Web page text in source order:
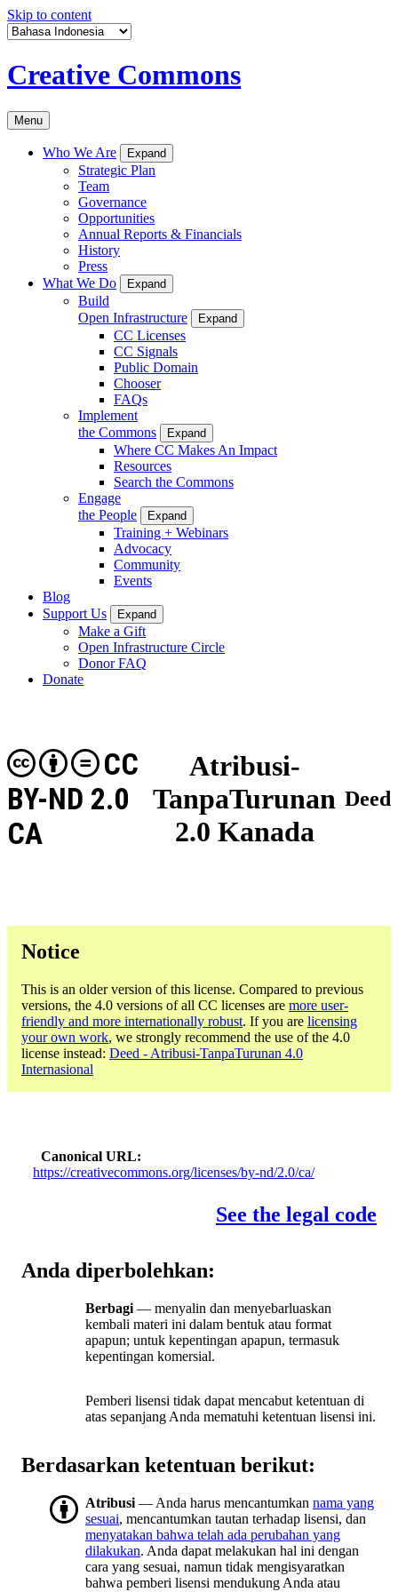
Skip to content
Creative Commons
Menu
Who We Are Expand
Strategic Plan
Team
Governance
Opportunities
Annual Reports & Financials
History
Press
What We Do
Expand
Build
Open Infrastructure
Expand
CC Licenses
CC Signals
Public Domain
Chooser
FAQs
Implement
the Commons
Expand
Where CC Makes An Impact
Resources
Search the Commons
Engage
the People
Expand
Training + Webinars
Advocacy
Community
Events
Blog
Support Us
Expand
Make a Gift
Open Infrastructure Circle
Donor FAQ
Donate
Atribusi-
TanpaTurunan
2.0 Kanada
CC
BY-ND 2.0
CA
Deed
Notice
This is an older version of this license. Compared to previous
versions, the 4.0 versions of all CC licenses are more user-
friendly and more internationally robust. If you are licensing
your own work, we strongly recommend the use of the 4.0
license instead: Deed - Atribusi-TanpaTurunan 4.0
Internasional
Canonical URL
https://creativecommons.org/licenses/by-nd/2.0/ca/
See the legal code
Anda diperbolehkan:
Berbagi — menyalin dan menyebarluaskan
kembali materi ini dalam bentuk atau format
apapun; untuk kepentingan apapun, termasuk
kepentingan komersial.
Pemberi lisensi tidak dapat mencabut ketentuan di
atas sepanjang Anda mematuhi ketentuan lisensi ini.
Berdasarkan ketentuan berikut:
Atribusi — Anda harus mencantumkan nama yang
sesuai, mencantumkan tautan terhadap lisensi, dan
menyatakan bahwa telah ada perubahan yang
dilakukan. Anda dapat melakukan hal ini dengan
cara yang sesuai, namun tidak mengisyaratkan
bahwa pemberi lisensi mendukung Anda atau